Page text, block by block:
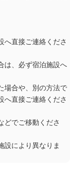
へ直接ご連絡くださ
は、必ず宿泊施設へ
場合や、別の方法で
へ直接ご連絡くださ
どでご移動くださ
設により異なりま